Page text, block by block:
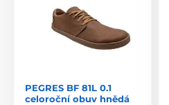
PEGRES BF 81L 0.1
celoroční obuv hnědá